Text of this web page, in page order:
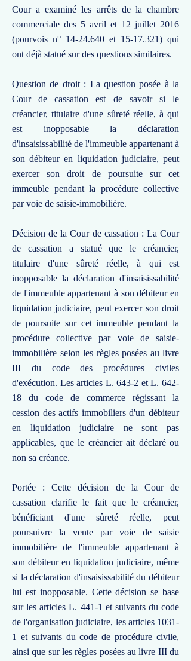
Cour a examiné les arrêts de la chambre
commerciale des 5 avril et 12 juillet 2016
(pourvois n° 14-24.640 et 15-17.321) qui
ont déjà statué sur des questions similaires.
Question de droit : La question posée à la
Cour de cassation est de savoir si le
créancier, titulaire d'une sûreté réelle, à qui
est inopposable la déclaration
d'insaisissabilité de l'immeuble appartenant à
son débiteur en liquidation judiciaire, peut
exercer son droit de poursuite sur cet
immeuble pendant la procédure collective
par voie de saisie-immobilière.
Décision de la Cour de cassation : La Cour
de cassation a statué que le créancier,
titulaire d'une sûreté réelle, à qui est
inopposable la déclaration d'insaisissabilité
de l'immeuble appartenant à son débiteur en
liquidation judiciaire, peut exercer son droit
de poursuite sur cet immeuble pendant la
procédure collective par voie de saisie-
immobilière selon les règles posées au livre
III du code des procédures civiles
d'exécution. Les articles L. 643-2 et L. 642-
18 du code de commerce régissant la
cession des actifs immobiliers d'un débiteur
en liquidation judiciaire ne sont pas
applicables, que le créancier ait déclaré ou
non sa créance.
Portée : Cette décision de la Cour de
cassation clarifie le fait que le créancier,
bénéficiant d'une sûreté réelle, peut
poursuivre la vente par voie de saisie
immobilière de l'immeuble appartenant à
son débiteur en liquidation judiciaire, même
si la déclaration d'insaisissabilité du débiteur
lui est inopposable. Cette décision se base
sur les articles L. 441-1 et suivants du code
de l'organisation judiciaire, les articles 1031-
1 et suivants du code de procédure civile,
ainsi que sur les règles posées au livre III du